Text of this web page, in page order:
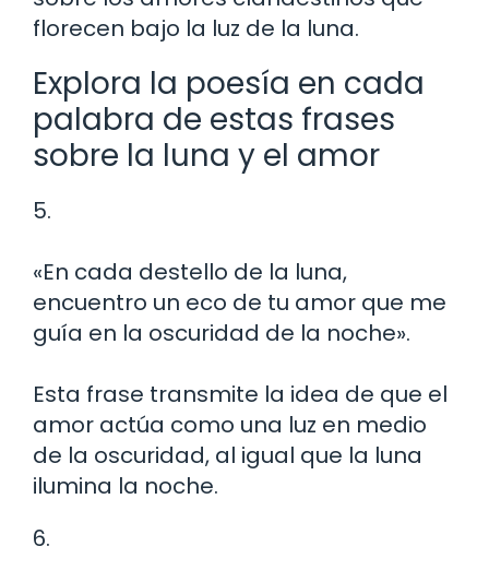
florecen bajo la luz de la luna.
Explora la poesía en cada
palabra de estas frases
sobre la luna y el amor
5.
«En cada destello de la luna,
encuentro un eco de tu amor que me
guía en la oscuridad de la noche».
Esta frase transmite la idea de que el
amor actúa como una luz en medio
de la oscuridad, al igual que la luna
ilumina la noche.
6.